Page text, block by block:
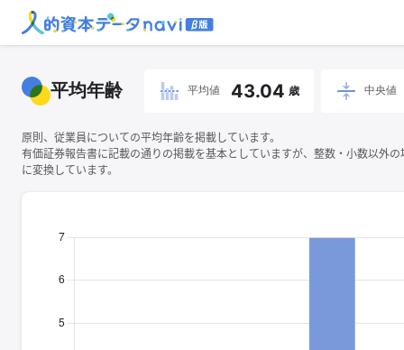
平均年齢 平均値 43.04 歳 中央値
原則、従業員についての平均年齢を掲載しています。
有価証券報告書に記載の通りの掲載を基本としていますが、整数・小数以外
に変換しています。